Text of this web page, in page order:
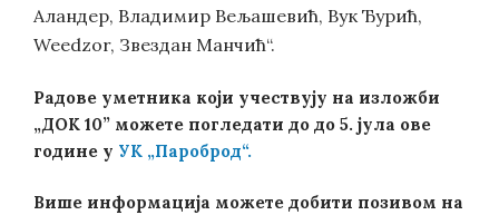
Аландер, Владимир Вељашевић, Вук Ђурић,
Weedzor, Звездан Манчић“.
Радове уметника који учествују на изложби
„ДОК 10” можете погледати до до 5. јула ове
године у УК „Пароброд“.
Више информација можете добити позивом на